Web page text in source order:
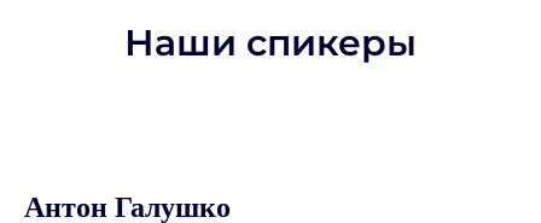
Наши спикеры
Антон Галушко